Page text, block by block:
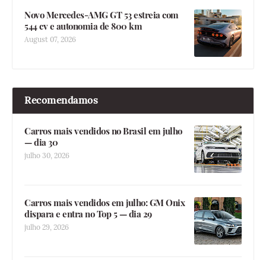
Novo Mercedes-AMG GT 53 estreia com
544 cv e autonomia de 800 km
August 07, 2026
Recomendamos
Carros mais vendidos no Brasil em julho
— dia 30
julho 30, 2026
Carros mais vendidos em julho: GM Onix
dispara e entra no Top 5 — dia 29
julho 29, 2026